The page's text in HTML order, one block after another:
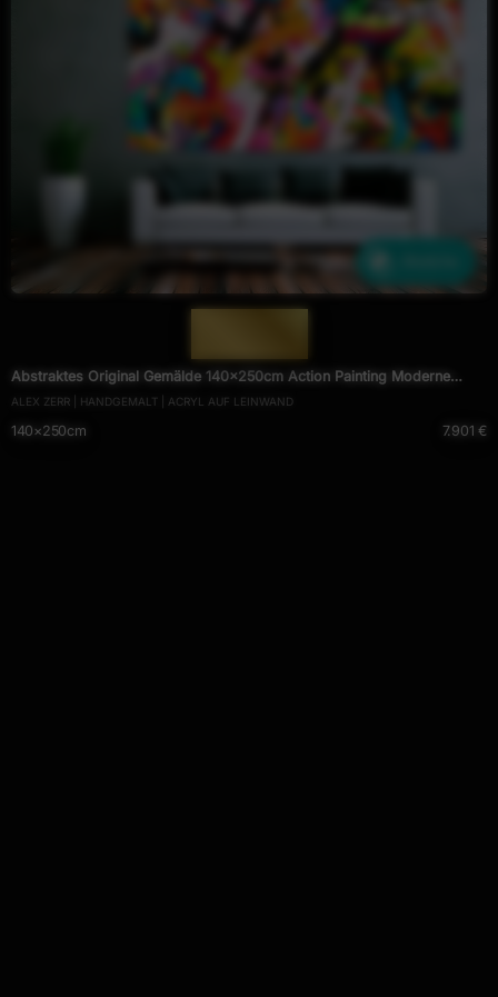
Abstraktes Original Gemälde 140x250cm Action Painting Moderne
Kunst auf Leinwand Mischtechnik bunt pink schwarz hochwertig
ALEX ZERR | HANDGEMALT | ACRYL AUF LEINWAND
140×250cm 7.901 €